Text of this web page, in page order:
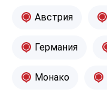
Австрия
Германия
Монако